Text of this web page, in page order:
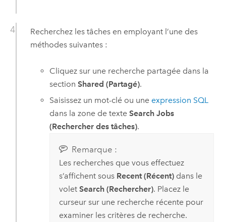
Recherchez les tâches en employant l’une des
méthodes suivantes :
Cliquez sur une recherche partagée dans la
sectionShared (Partagé).
Saisissez un mot-clé ou une expression SQL
dans la zone de texteSearch Jobs
(Rechercher des tâches).
Remarque :
Les recherches que vous effectuez
s’affichent sous Recent (Récent)dans le
volet Search (Rechercher). Placez le
curseur sur une recherche récente pour
examiner les critères de recherche.